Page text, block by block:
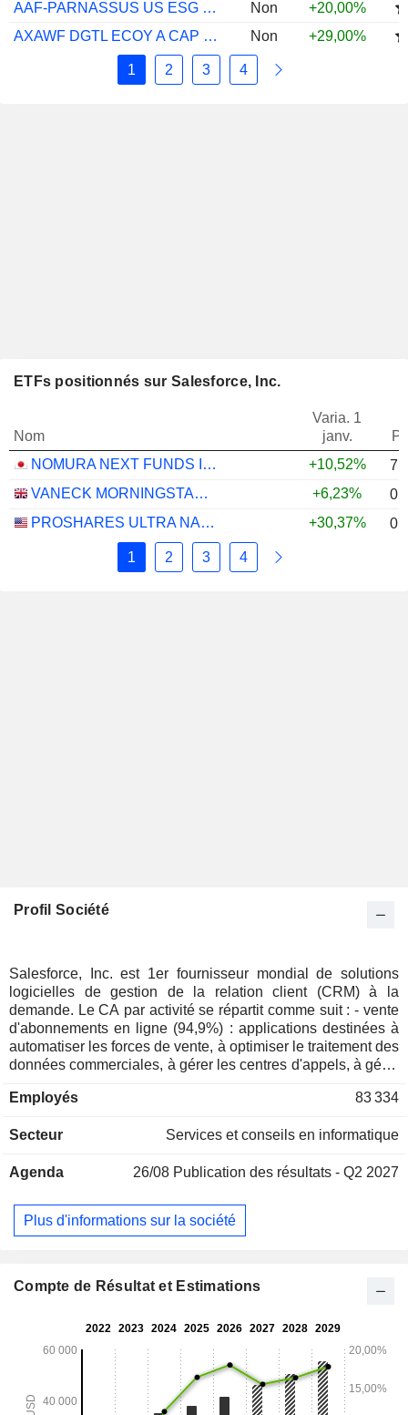
AAF-PARNASSUS US ESG EQS I$
Non
+20,00%
AXAWF DGTL ECOY A CAP EURHDG
Non +29,00%
1 2 3 4
ETFs positionnés sur Salesforce, Inc.
Nom
Varia. 1
janv.
NOMURA NEXT FUNDS INTERNATIONAL EQUITY MSCI-KOKUSAI (YEN-HEDGED) ETF - JPY
+10,52%
VANECK MORNINGSTAR US ESG WIDE MOAT UCITS ETF - USD
+6,23%
PROSHARES ULTRA NASDAQ CLOUD COMPUTING - USD
+30,37%
1 2 3 4
Profil Société
Salesforce, Inc. est 1er fournisseur mondial de solutions
logicielles de gestion de la relation client (CRM) à la
demande. Le CA par activité se répartit comme suit : - vente
d'abonnements en ligne (94,9%) : applications destinées à
automatiser les forces de vente, à optimiser le traitement des
données commerciales, à gérer les centres d'appels, à gérer
services professionnels (5,1%) : prestations de conseil,
géographique du CA est la suivante : Amériques (65,5%),
Employés 83 334
Secteur Services et conseils en informatique
Agenda 26/08 Publication des résultats - Q2 2027
Plus d'informations sur la société
Compte de Résultat et Estimations